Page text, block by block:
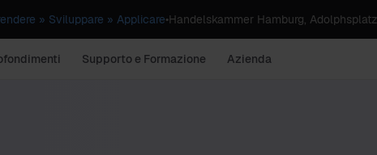
» Sviluppare » Applicare•Handelskammer Hamburg,
Supporto e Formazione Azienda